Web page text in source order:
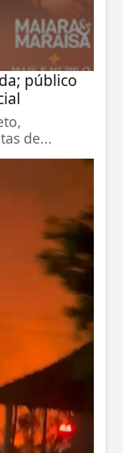
público
de...